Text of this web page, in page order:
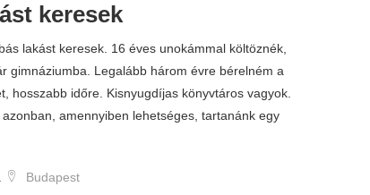
keresek
lakást keresek. 16 éves unokámmal költöznék,
gimnáziumba. Legalább három évre bérelném a
hosszabb időre. Kisnyugdíjas könyvtáros vagyok.
amennyiben lehetséges, tartanánk egy
Budapest